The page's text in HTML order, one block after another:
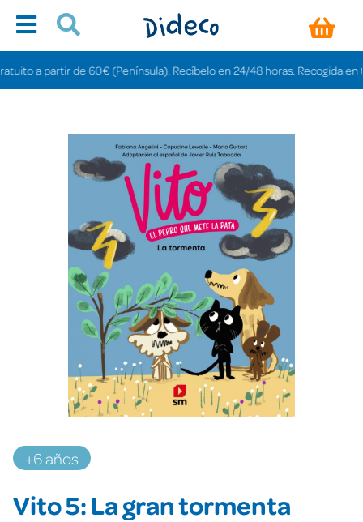
a partir de 60€ (Península). Recíbelo en 24/48 horas. Recogida en
+6 años
Vito 5: La gran tormenta